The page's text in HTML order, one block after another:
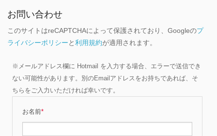
お問い合わせ
このサイトはreCAPTCHAによって保護されており、Googleのプ
ライバシーポリシーと利用規約が適用されます。
※メールアドレス欄に Hotmail を入力する場合、エラーで送信でき
ない可能性があります。別のEmailアドレスをお持ちであれば、そ
ちらをご入力いただければ幸いです。
お名前*